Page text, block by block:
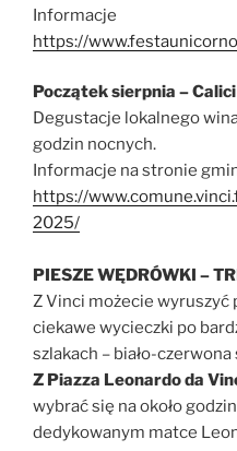
Informacje
https://
Początek sierpnia –
Degustacje lokalnego
godzin nocnych.
Informacje na stronie
https://
2025/
PIESZE WĘDRÓWKI –
Z Vinci możecie wyruszyć
ciekawe wycieczki po
szlakach – biało-
Z Piazza Leonardo da
wybrać się na około
dedykowanym matce